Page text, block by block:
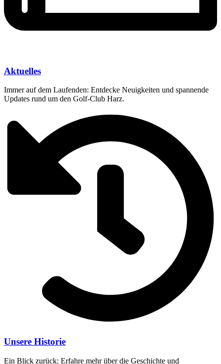
Aktuelles
Immer auf dem Laufenden: Entdecke Neuigkeiten und spannende
Updates rund um den Golf-Club Harz.
Unsere Historie
Ein Blick zurück: Erfahre mehr über die Geschichte und